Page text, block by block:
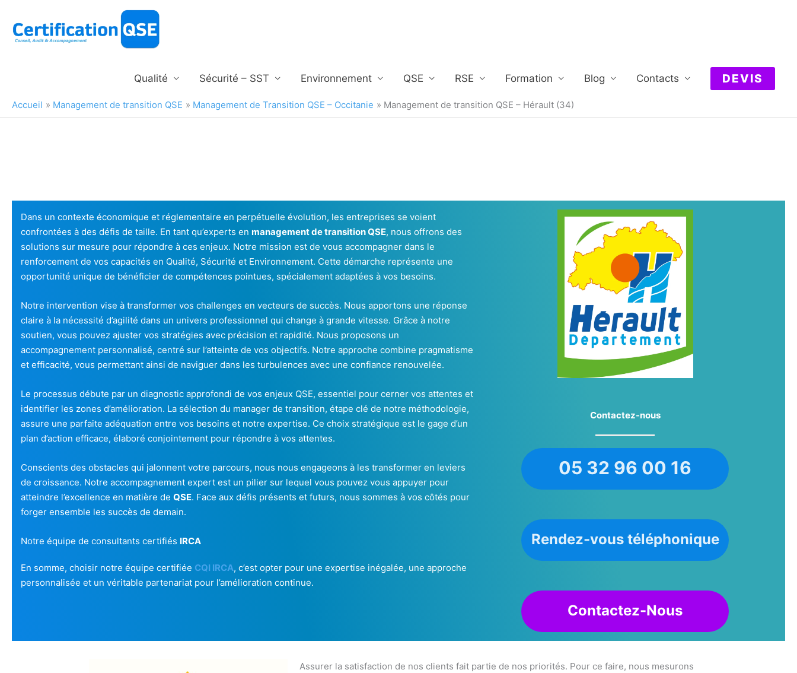
contenu
Qualité Sécurité – SST Environnement QSE RSE Formation Blog Contacts DEVIS
Accueil Management de transition QSE Management de Transition QSE – Occitanie Management de transition QSE – Hérault (34)
Dans un contexte économique et réglementaire en perpétuelle évolution, les entreprises se voient
confrontées à des défis de taille. En tant qu’experts en management de transition QSE, nous offrons des
solutions sur mesure pour répondre à ces enjeux. Notre mission est de vous accompagner dans le
renforcement de vos capacités en Qualité, Sécurité et Environnement. Cette démarche représente une
opportunité unique de bénéficier de compétences pointues, spécialement adaptées à vos besoins.
Notre intervention vise à transformer vos challenges en vecteurs de succès. Nous apportons une réponse
claire à la nécessité d’agilité dans un univers professionnel qui change à grande vitesse. Grâce à notre
soutien, vous pouvez ajuster vos stratégies avec précision et rapidité. Nous proposons un
accompagnement personnalisé, centré sur l’atteinte de vos objectifs. Notre approche combine pragmatisme
et efficacité, vous permettant ainsi de naviguer dans les turbulences avec une confiance renouvelée.
Le processus débute par un diagnostic approfondi de vos enjeux QSE, essentiel pour cerner vos attentes et
identifier les zones d’amélioration. La sélection du manager de transition, étape clé de notre méthodologie,
assure une parfaite adéquation entre vos besoins et notre expertise. Ce choix stratégique est le gage d’un
plan d’action efficace, élaboré conjointement pour répondre à vos attentes.
Conscients des obstacles qui jalonnent votre parcours, nous nous engageons à les transformer en leviers
de croissance. Notre accompagnement expert est un pilier sur lequel vous pouvez vous appuyer pour
atteindre l’excellence en matière de QSE. Face aux défis présents et futurs, nous sommes à vos côtés pour
forger ensemble les succès de demain.
Notre équipe de consultants certifiés IRCA
En somme, choisir notre équipe certifiée CQI IRCA, c’est opter pour une expertise inégalée, une approche
personnalisée et un véritable partenariat pour l’amélioration continue.
Contactez-nous
05 32 96 00 16
Rendez-vous téléphonique
Contactez-Nous
Assurer la satisfaction de nos clients fait partie de nos priorités. Pour ce faire, nous mesurons